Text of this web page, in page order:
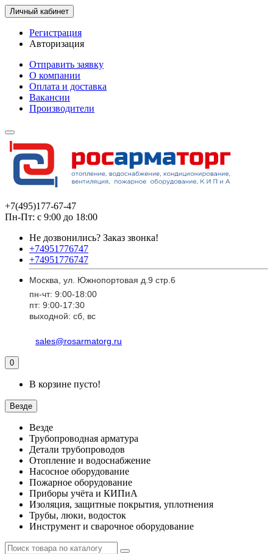
Личный кабинет
Регистрация
Авторизация
Отправить заявку
О компании
Оплата и доставка
Вакансии
Производители
+7(495)177-67-47
Пн-Пт: с 9:00 до 18:00
Не дозвонились? Заказ звонка!
+74951776747
+74951776747
Москва, ул. Южнопортовая д.9 стр.6
пн-чт: 9:00-18:00
пт: 9:00-17:30
выходной: сб, вс
sales@rosarmatorg.ru
0
В корзине пусто!
Везде
Везде
Трубопроводная арматура
Детали трубопроводов
Отопление и водоснабжение
Насосное оборудование
Пожарное оборудование
Приборы учёта и КИПиА
Изоляция, защитные покрытия, уплотнения
Трубы, люки, водосток
Инструмент и сварочное оборудование